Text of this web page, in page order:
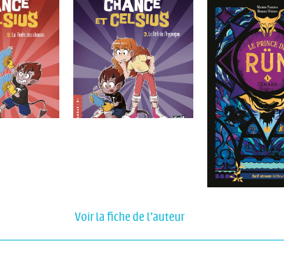
Voir la fiche de l'auteur